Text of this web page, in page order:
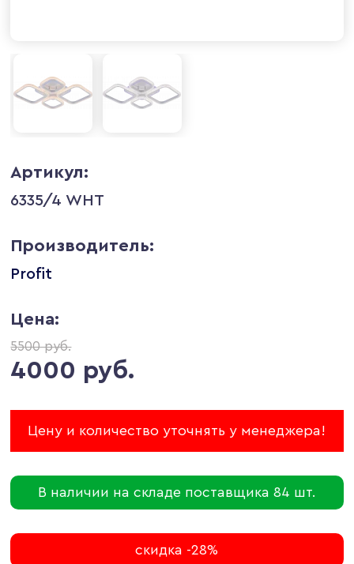
Артикул:
6335/4 WHT
Производитель:
Profit
Цена:
5500 руб.
4000 руб.
Цену и количество уточнять у менеджера!
В наличии на складе поставщика 84 шт.
скидка -28%